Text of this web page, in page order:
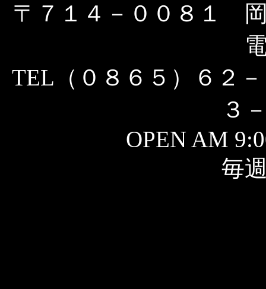
〒７１４－００８１
TEL（０８６５）６２
３
OPEN AM
毎